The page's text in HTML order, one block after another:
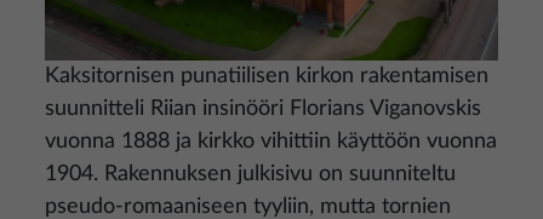
Kaksitornisen punatiilisen kirkon rakentamisen
suunnitteli Riian insinööri Florians Viganovskis
vuonna 1888 ja kirkko vihittiin käyttöön vuonna
1904. Rakennuksen julkisivu on suunniteltu
pseudo-romaaniseen tyyliin, mutta tornien